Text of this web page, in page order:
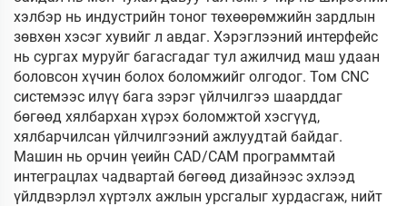
хэлбэр нь индустрийн тоног төхөөрөмжийн зардлын
зөвхөн хэсэг хувийг л авдаг. Хэрэглээний интерфейс
нь сургах муруйг багасгадаг тул ажилчид маш удаан
боловсон хүчин болох боломжийг олгодог. Том CNC
системээс илүү бага зэрэг үйлчилгээ шаарддаг
бөгөөд хялбархан хүрэх боломжтой хэсгүүд,
хялбарчилсан үйлчилгээний ажлуудтай байдаг.
Машин нь орчин үеийн CAD/CAM программтай
интеграцлах чадвартай бөгөөд дизайнээс эхлээд
үйлдвэрлэл хүртэлх ажлын урсгалыг хурдасгаж, нийт